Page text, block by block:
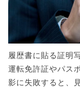
履歴書に貼る証明
運転免許証やパス
影に失敗すると、